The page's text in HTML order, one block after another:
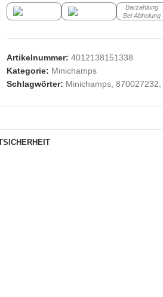
Barzahlung
Bei Abholung
Artikelnummer: 4012138151338
Kategorie: Minichamps
Schlagwörter: Minichamps, 870027232